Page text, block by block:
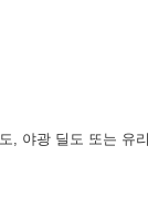
야광 딜도 또는